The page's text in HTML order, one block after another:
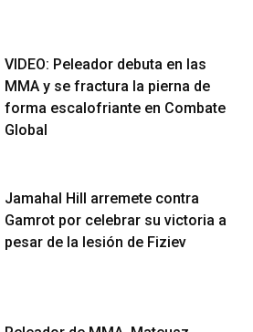
VIDEO: Peleador debuta en las
MMA y se fractura la pierna de
forma escalofriante en Combate
Global
Jamahal Hill arremete contra
Gamrot por celebrar su victoria a
pesar de la lesión de Fiziev